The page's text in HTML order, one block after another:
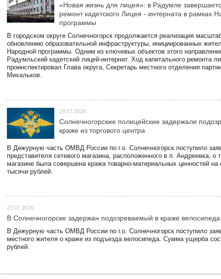
«Новая жизнь для лицея»: в Радумле
ремонт кадетского Лицея - интерната в рамках
программы
В городском округе Солнечногорск продолжается реализация
обновлению образовательной инфраструктуры, инициированных
Народной программы. Одним из ключевых объектов этого
Радумльский кадетский лицей-интернат. Ход капитального ремонта
проинспектировал Глава округа, Секретарь местного отделения
Михальков.
29.07.2026
Солнечногорские полицейские задержали
краже из торгового центра
В Дежурную часть ОМВД России по г.о. Солнечногорск поступило
представителя сетевого магазина, расположенного в п. Андреевка, о
магазине была совершена кража товарно-материальных ценностей
тысячи рублей.
23.07.2026
В Солнечногорске задержан подозреваемый в краже велосипеда
В Дежурную часть ОМВД России по г.о. Солнечногорск поступило
местного жителя о краже из подъезда велосипеда. Сумма ущерба
рублей.